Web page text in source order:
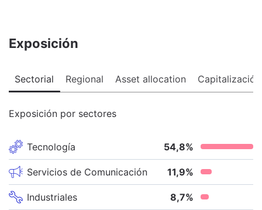
Exposición
Sectorial Regional Asset allocation Capitalización
Exposición por sectores
Tecnología 54,8%
Servicios de Comunicación 11,9%
Industriales 8,7%